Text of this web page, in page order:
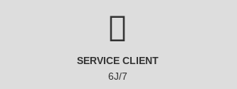
SERVICE CLIENT
6J/7